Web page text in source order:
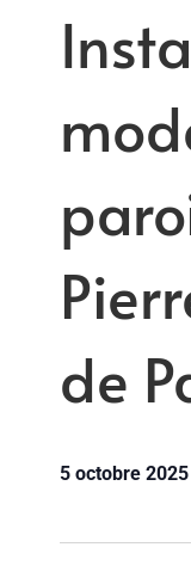
de
5 octobre 2025